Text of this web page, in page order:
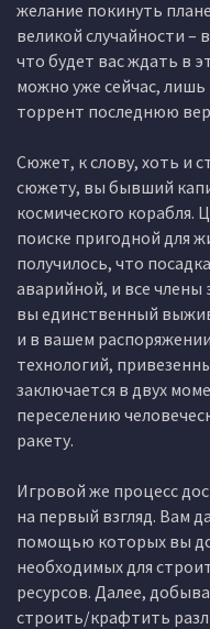
желание покинуть
великой случайности –
что будет вас ждать в
можно уже сейчас,
торрент последнюю
Сюжет, к слову, хоть и
сюжету, вы бывший
космического корабля.
поиске пригодной для
получилось, что
аварийной, и все члены
вы единственный
и в вашем
технологий,
заключается в двух
переселению
ракету.
Игровой же процесс
на первый взгляд. Вам
помощью которых вы
необходимых для
ресурсов. Далее,
строить/крафтить